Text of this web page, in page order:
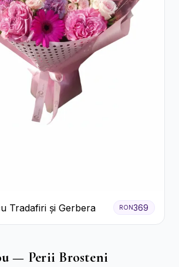
Tradafiri și Gerbera RON369
— Perii Brosteni